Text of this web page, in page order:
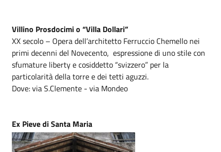
Villino Prosdocimi o “Villa Dollari”
XX secolo – Opera dell’architetto Ferruccio Chemello nei
primi decenni del Novecento, espressione di uno stile con
sfumature liberty e cosiddetto “svizzero” per la
particolarità della torre e dei tetti aguzzi.
Dove: via S.Clemente - via Mondeo
Ex Pieve di Santa Maria